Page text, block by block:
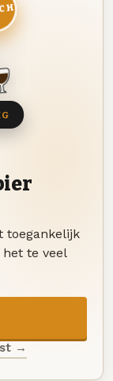
toegankelijk
te veel
→